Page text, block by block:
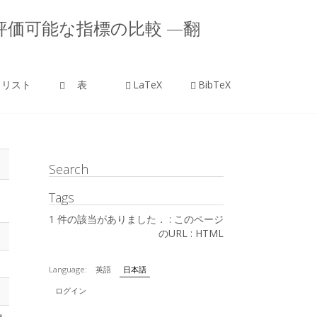
価可能な指標の比較 —翻
リスト 表 LaTeX BibTeX
Search
Tags
1 件の該当がありました． : このページ
のURL : HTML
Language: 英語
日本語
ログイン